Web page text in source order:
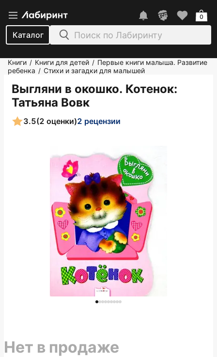
Каталог
0
Книги / Книги для детей / Первые книги малыша. Развитие
ребенка / Стихи и загадки для малышей
Выгляни в окошко. Котенок:
Татьяна Вовк
3.5(2 оценки)2 рецензии
Нет в продаже